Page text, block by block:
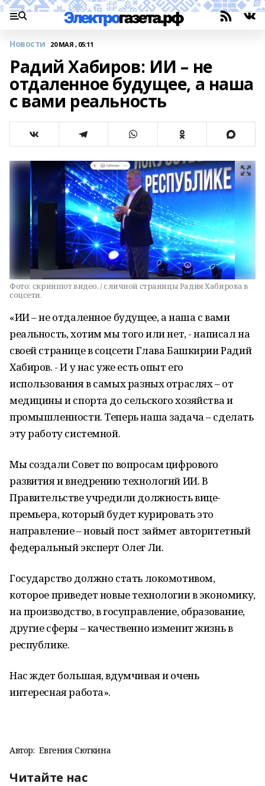
Новости 20 МАЯ , 05:11
Радий Хабиров: ИИ – не
отдаленное будущее, а наша
с вами реальность
Фото: скриншот видео. / c личной страницы Радия Хабирова в
соцсети.
«ИИ – не отдаленное будущее, а наша с вами
реальность, хотим мы того или нет, - написал на
своей странице в соцсети Глава Башкирии Радий
Хабиров. - И у нас уже есть опыт его
использования в самых разных отраслях – от
медицины и спорта до сельского хозяйства и
промышленности. Теперь наша задача – сделать
эту работу системной.
Мы создали Совет по вопросам цифрового
развития и внедрению технологий ИИ. В
Правительстве учредили должность вице-
премьера, который будет курировать это
направление – новый пост займет авторитетный
федеральный эксперт Олег Ли.
Государство должно стать локомотивом,
которое приведет новые технологии в экономику,
на производство, в госуправление, образование,
другие сферы – качественно изменит жизнь в
республике.
Нас ждет большая, вдумчивая и очень
интересная работа».
Автор: Евгения Сюткина
Читайте нас